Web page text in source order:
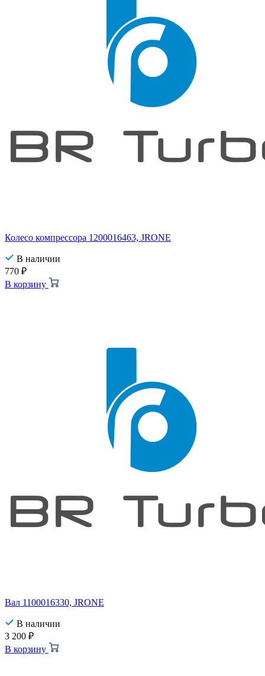
Колесо компрессора 1200016463, JRONE
В наличии
770 ₽
В корзину
Вал 1100016330, JRONE
В наличии
3 200 ₽
В корзину